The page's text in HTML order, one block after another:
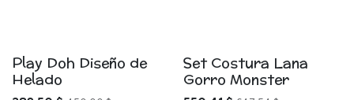
Play Doh Diseño de
Helado
Set Costura Lana
Gorro Monster